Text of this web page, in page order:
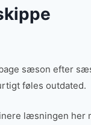
sæson efter
føles outdated.
læsningen her